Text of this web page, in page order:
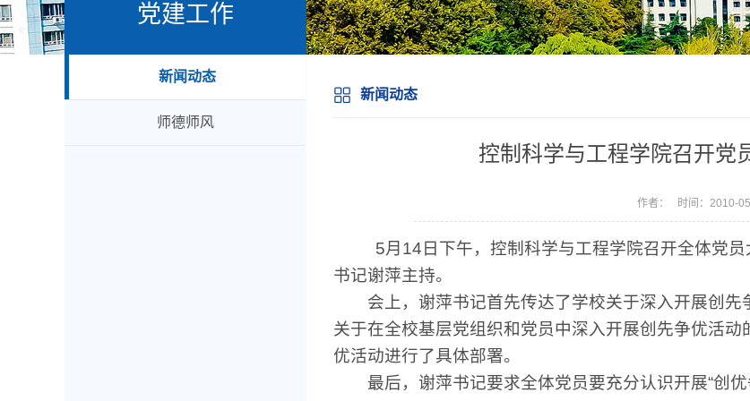
党建工作
新闻动态
师德师风
新闻动态
控制科学与工程学院召开党
作者： 时间：2010-
5月 14 日下午，控制科学与工程学院召开全体党
书记谢萍主持。
会上，谢萍书记首先传达了学校关于深入开展创
关于在全校基层党组织和党员中深入开展创先争优活
优活动进行了具体部署。
最后，谢萍书记要求全体党员要充分认识开展“创